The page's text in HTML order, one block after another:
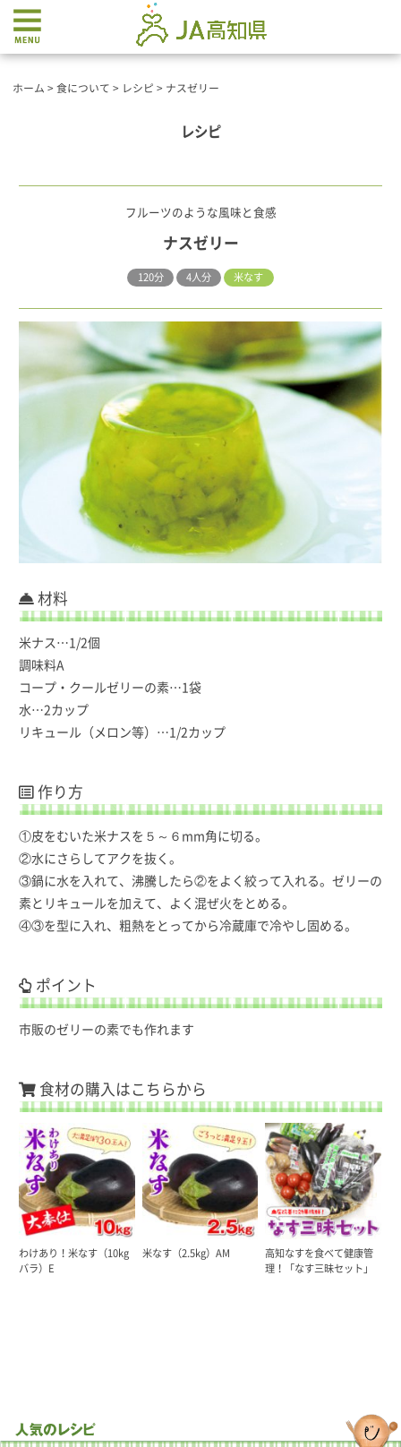
ホーム > 食について > レシピ > ナスゼリー
レシピ
フルーツのような風味と食感
ナスゼリー
120分 4人分 米なす
材料
米ナス…1/2個
調味料A
コープ・クールゼリーの素…1袋
水…2カップ
リキュール（メロン等）…1/2カップ
作り方
①皮をむいた米ナスを５～６mm角に切る。
②水にさらしてアクを抜く。
③鍋に水を入れて、沸騰したら②をよく絞って入れる。ゼリーの
素とリキュールを加えて、よく混ぜ火をとめる。
④③を型に入れ、粗熱をとってから冷蔵庫で冷やし固める。
ポイント
市販のゼリーの素でも作れます
食材の購入はこちらから
わけあり！米なす（10kg
バラ）E
米なす（2.5kg）AM
高知なすを食べて健康管
理！「なす三昧セット」